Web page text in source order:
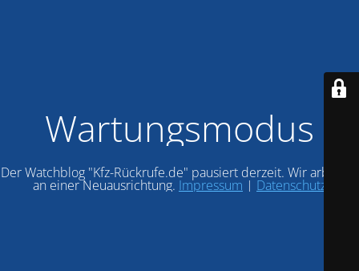
Wartungsmodus
Der Watchblog "Kfz-Rückrufe.de" pausiert derzeit. Wir arbeiten
an einer Neuausrichtung. Impressum | Datenschutz